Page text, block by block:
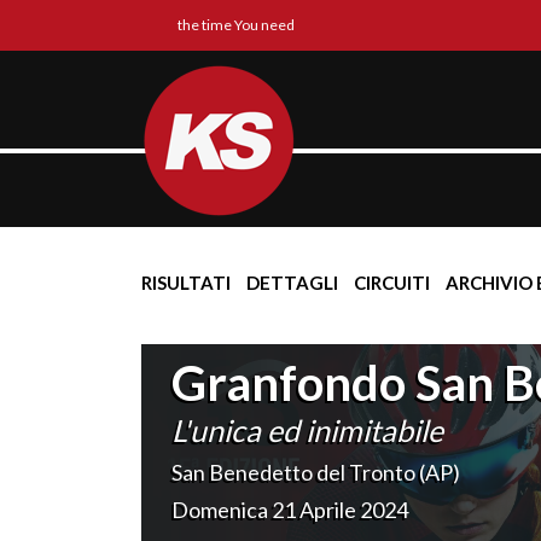
the time You need
RISULTATI DETTAGLI CIRCUITI ARCHIVIO
Granfondo San
L'unica ed inimitabile
San Benedetto del Tronto (AP)
Domenica 21 Aprile 2024